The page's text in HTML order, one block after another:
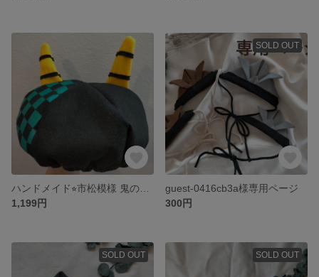
1,199円
SOLD OUT
guest-0416cb3a様専用ページ
300円
SOLD OUT SOLD OUT